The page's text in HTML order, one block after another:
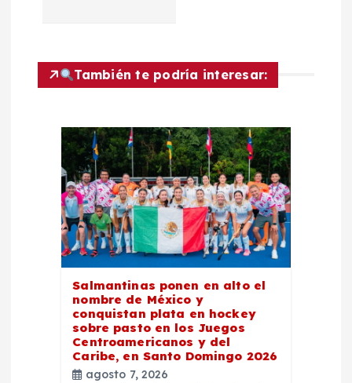
ó
También te podría interesar:
Salmantinas ponen en alto el
nombre de México y
conquistan plata en hockey
sobre pasto en los Juegos
Centroamericanos y del
Caribe, en Santo Domingo 2026
agosto 7, 2026